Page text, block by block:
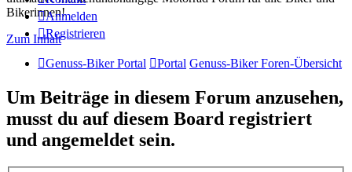
Bikerinnen!
Zum Inhalt
Anmelden
Registrieren
Genuss-Biker Portal Portal Genuss-Biker Foren-Übersicht
Um Beiträge in diesem Forum anzusehen,
musst du auf diesem Board registriert
und angemeldet sein.